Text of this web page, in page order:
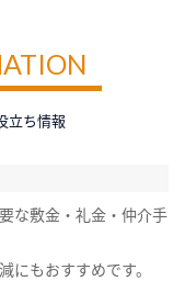
立ち情報
な敷金・礼金・仲介手
にもおすすめです。